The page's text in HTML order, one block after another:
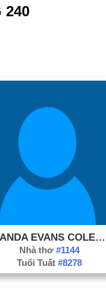
240
WANDA EVANS COLEMAN
Nhà thơ #1144
Tuổi Tuất #8278